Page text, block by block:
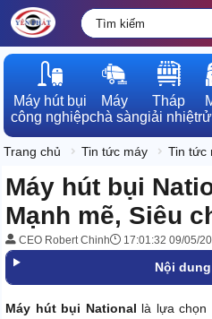
Máy hút bụi
công nghiệp
Máy
chà sàn
Tháp
giải nhiệt
Trang chủ Tin tức máy Tin tức
Máy hút bụi
Mạnh mẽ, Siêu
CEO Robert Chinh 17:01:32 09/05/
Nội
Máy hút bụi National là lựa chọn